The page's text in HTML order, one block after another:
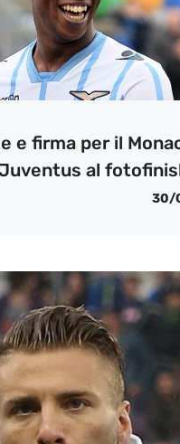
e firma per il
al
30/